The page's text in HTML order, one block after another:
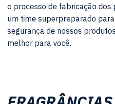
o processo de fabricação
um time superpreparado
segurança de nossos
melhor para você.